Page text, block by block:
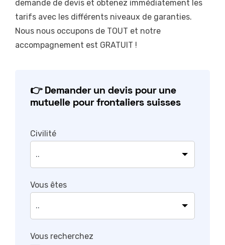
demande de devis et obtenez immédiatement les
tarifs avec les différents niveaux de garanties.
Nous nous occupons de TOUT et notre
accompagnement est GRATUIT !
👉 Demander un devis pour une
mutuelle pour frontaliers suisses
Civilité
Vous êtes
Vous recherchez